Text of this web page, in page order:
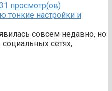
просмотр(ов)
тонкие настройки и
совсем недавно, но
сетях,